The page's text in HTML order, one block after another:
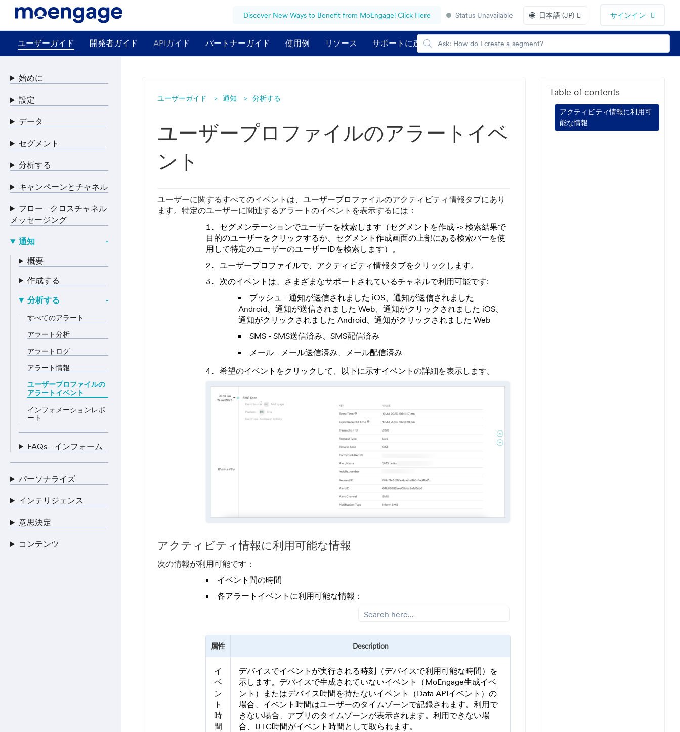
Discover New Ways to Benefit from MoEngage! Click Here Status Unavailable 🌐 日本語 (JP) サインイン
ユーザーガイド 開発者ガイド APIガイド パートナーガイド 使用例 リソース サポートに連絡する
ユーザーガイド 通知 分析する
ユーザープロファイルのアラートイベ
ント
ユーザーに関するすべてのイベントは、ユーザープロファイルのアクティビティ情報タブにあり
ます。特定のユーザーに関連するアラートのイベントを表示するには：
セグメンテーションでユーザーを検索します（セグメントを作成 -> 検索結果で
目的のユーザーをクリックするか、セグメント作成画面の上部にある検索バーを使
用して特定のユーザーのユーザーIDを検索します）。
ユーザープロファイルで、アクティビティ情報タブをクリックします。
次のイベントは、さまざまなサポートされているチャネルで利用可能です:
プッシュ - 通知が送信されました iOS、通知が送信されました
Android、通知が送信されました Web、通知がクリックされました iOS、
通知がクリックされました Android、通知がクリックされました Web
SMS - SMS送信済み、SMS配信済み
メール - メール送信済み、メール配信済み
希望のイベントをクリックして、以下に示すイベントの詳細を表示します。
アクティビティ情報に利用可能な情報
次の情報が利用可能です：
イベント間の時間
各アラートイベントに利用可能な情報：
属性 Description
イ
ベ
ン
ト
時
間
デバイスでイベントが実行される時刻（デバイスで利用可能な時間）を
示します。デバイスで生成されていないイベント（MoEngage生成イベ
ント）またはデバイス時間を持たないイベント（Data APIイベント）の
場合、イベント時間はユーザーのタイムゾーンで記録されます。利用で
きない場合、アプリのタイムゾーンが表示されます。利用できない場
合、UTC時間がイベント時間として取られます。
Table of contents
アクティビティ情報に利用可
能な情報
始めに
設定
データ
セグメント
分析する
キャンペーンとチャネル
フロー - クロスチャネル
メッセージング
通知
概要
作成する
分析する
すべてのアラート
アラート分析
アラートログ
アラート情報
ユーザープロファイルの
アラートイベント
インフォメーションレポ
ート
FAQs - インフォーム
パーソナライズ
インテリジェンス
意思決定
コンテンツ